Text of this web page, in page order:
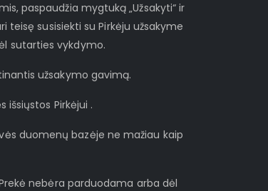
paspaudžia mygtuką „Užsakyti“ ir
susisiekti su Pirkėju užsakyme
sutarties vykdymo.
užsakymo gavimą.
išsiųstos Pirkėjui .
duomenų bazėje ne mažiau kaip
nebėra parduodama arba dėl